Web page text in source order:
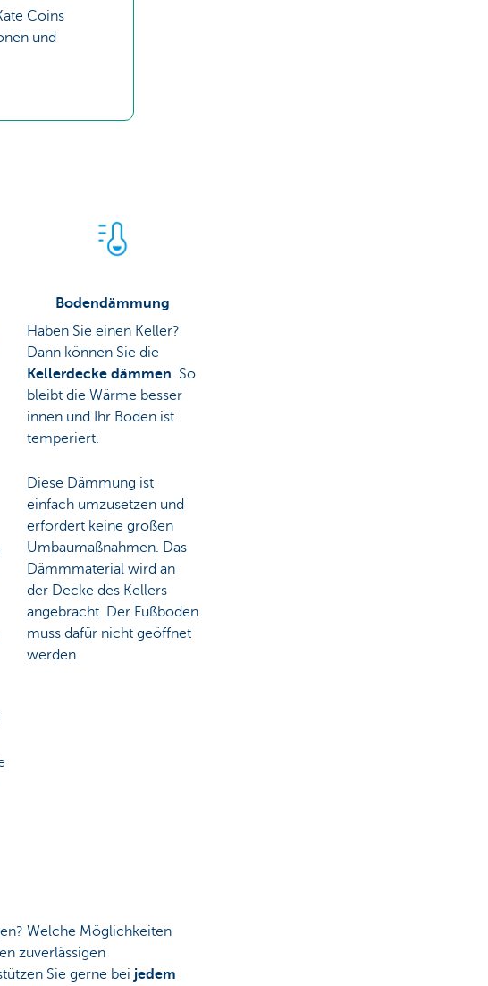
Coins
und
Bodendämmung
Haben Sie einen Keller?
Dann können Sie die
Kellerdecke dämmen. So
bleibt die Wärme besser
innen und Ihr Boden ist
temperiert.
Diese Dämmung ist
einfach umzusetzen und
erfordert keine großen
Umbaumaßnahmen. Das
Dämmmaterial wird an
der Decke des Kellers
angebracht. Der Fußboden
muss dafür nicht geöffnet
werden.
Welche Möglichkeiten
zuverlässigen
Sie gerne bei jedem